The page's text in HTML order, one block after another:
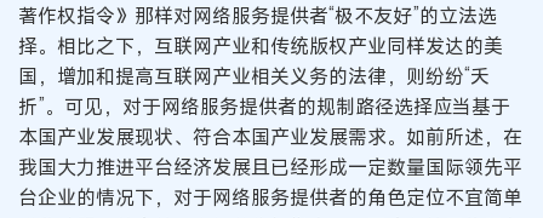
著作权指令》那样对网络服务提供者“极不友好”的立法选
择。相比之下，互联网产业和传统版权产业同样发达的美
国，增加和提高互联网产业相关义务的法律，则纷纷“夭
折”。可见，对于网络服务提供者的规制路径选择应当基于
本国产业发展现状、符合本国产业发展需求。如前所述，在
我国大力推进平台经济发展且已经形成一定数量国际领先平
台企业的情况下，对于网络服务提供者的角色定位不宜简单